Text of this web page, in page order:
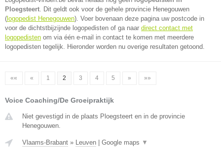
Ploegsteert. Dit geldt ook voor de gehele provincie Henegouwen
( logopedist Henegouwen). Voer bovenaan deze pagina uw postcode in
voor de dichtstbijzijnde logopedisten of ga naar direct contact met
logopedisten om via één e-mail in contact te komen met meerdere
logopedisten tegelijk. Hieronder worden nu overige resultaten getoond.
«« « 1 2 3 4 5 » »»
Voice Coaching/De Groeipraktijk
Niet gevestigd in de plaats Ploegsteert en in de provincie
Henegouwen.
Vlaams-Brabant » Leuven Google maps ▼